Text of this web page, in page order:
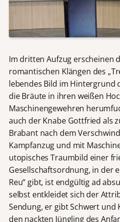
Im dritten Aufzug erscheinen
romantischen Klängen des
lebendes Bild im Hintergrund
die Bräute in ihren weißen
Maschinengewehren
auch der Knabe Gottfried als
Brabant nach dem
Kampfanzug und mit
utopisches Traumbild einer
Gesellschaftsordnung, in der
Reu“ gibt, ist endgültig ad
selbst entkleidet sich der
Sendung, er gibt Schwert und
den nackten Jüngling des